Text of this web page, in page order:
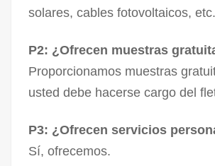
solares, cables fotovoltaicos, etc.
P2: ¿Ofrecen muestras
Proporcionamos muestras
usted debe hacerse cargo del
P3: ¿Ofrecen servicios
Sí, ofrecemos.